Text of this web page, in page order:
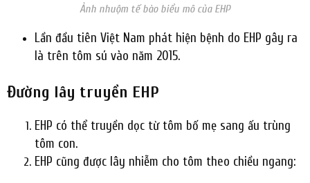
Ảnh nhuộm tế bào biểu mô của EHP
Lần đầu tiên Việt Nam phát hiện bệnh do EHP gây ra
là trên tôm sú vào năm 2015.
Đường lây truyền EHP
EHP có thể truyền dọc từ tôm bố mẹ sang ấu trùng
tôm con.
EHP cũng được lây nhiễm cho tôm theo chiều ngang: